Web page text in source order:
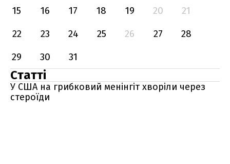
15
16 17 18 19 20
21
22
23 24 25 26 27
28
29
30 31
Статті
У США на грибковий менінгіт хворіли через
стероїди